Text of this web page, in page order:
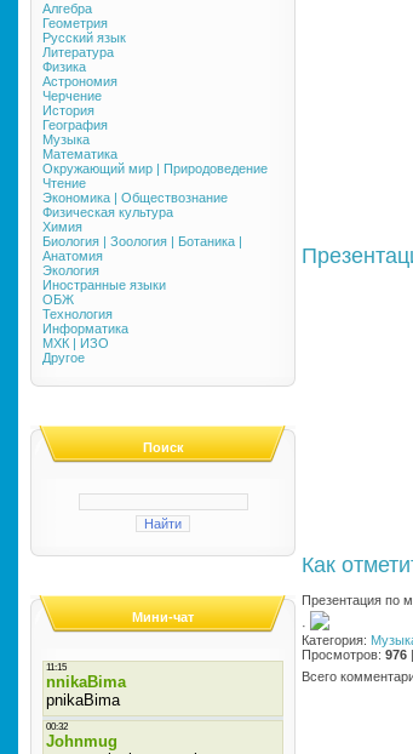
Алгебра
Геометрия
Русский язык
Литература
Физика
Астрономия
Черчение
История
География
Музыка
Математика
Окружающий мир | Природоведение
Чтение
Экономика | Обществознание
Физическая культура
Химия
Биология | Зоология | Ботаника |
Анатомия
Экология
Иностранные языки
ОБЖ
Технология
Информатика
МХК | ИЗО
Другое
Поиск
Мини-чат
Как
Презентация по
·
Категория:
Просмотров: 976 |
Всего